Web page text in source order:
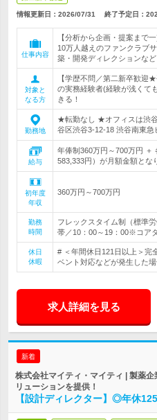
情報更新日：2026/07/31 終了予定日：
仕事内容
【分析から企画・提案まで
10万人越えのファンクラブ
築・開発ディレクションなど
対象と
なる方
【学歴不問／第二新卒歓迎
の実務経験者(経験が浅くて
きる！
勤務地
★転勤なし ★オフィスは渋
谷区渋谷3-12-18 渋谷南東急
給与
年俸制360万円～700万円
583,333円）が月額金額とな
初年度
年収
360万円～700万円
勤務
時間
フレックスタイム制（標準
帯／10：00～19：00※コア
休日
休暇
# ＜年間休日121日以上＞完
ベント対応などが発生した
求人詳細を見る
新着
株式会社マイティ・マイティ | 製薬
リューションを提供！
【設計ディレクター】◎年休